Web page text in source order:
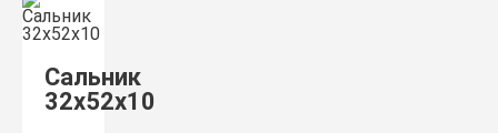
Сальник
32х52х10